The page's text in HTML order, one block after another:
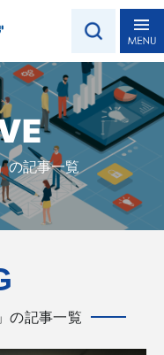
の記事一覧
の記事一覧